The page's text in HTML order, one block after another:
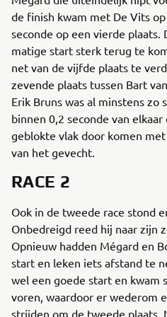
de finish kwam met De Vits
seconde op een vierde plaats.
matige start sterk terug te
net van de vijfde plaats te
zevende plaats tussen Bart
Erik Bruns was al minstens zo
binnen 0,2 seconde van
geblokte vlak door komen
van het gevecht.
RACE 2
Ook in de tweede race stond
Onbedreigd reed hij naar zijn
Opnieuw hadden Mégard en
start en leken iets afstand te
wel een goede start en kwam
voren, waardoor er wederom
strijden om de tweede plaats.